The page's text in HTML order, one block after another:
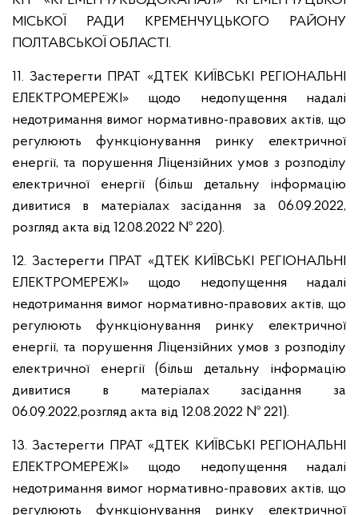
МІСЬКОЇ РАДИ КРЕМЕНЧУЦЬКОГО РАЙОНУ
ПОЛТАВСЬКОЇ ОБЛАСТІ.
11. Застерегти ПРАТ «ДТЕК КИЇВСЬКІ РЕГІОНАЛЬНІ
ЕЛЕКТРОМЕРЕЖІ» щодо недопущення надалі
недотримання вимог нормативно-правових актів, що
регулюють функціонування ринку електричної
енергії, та порушення Ліцензійних умов з розподілу
електричної енергії (більш детальну інформацію
дивитися в матеріалах засідання за 06.09.2022,
розгляд акта від 12.08.2022 № 220).
12. Застерегти ПРАТ «ДТЕК КИЇВСЬКІ РЕГІОНАЛЬНІ
ЕЛЕКТРОМЕРЕЖІ» щодо недопущення надалі
недотримання вимог нормативно-правових актів, що
регулюють функціонування ринку електричної
енергії, та порушення Ліцензійних умов з розподілу
електричної енергії (більш детальну інформацію
дивитися в матеріалах засідання за
06.09.2022,розгляд акта від 12.08.2022 № 221).
13. Застерегти ПРАТ «ДТЕК КИЇВСЬКІ РЕГІОНАЛЬНІ
ЕЛЕКТРОМЕРЕЖІ» щодо недопущення надалі
недотримання вимог нормативно-правових актів, що
регулюють функціонування ринку електричної